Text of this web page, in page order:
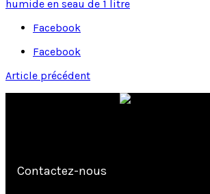
Facebook
Facebook
Article précédent
Contactez-nous